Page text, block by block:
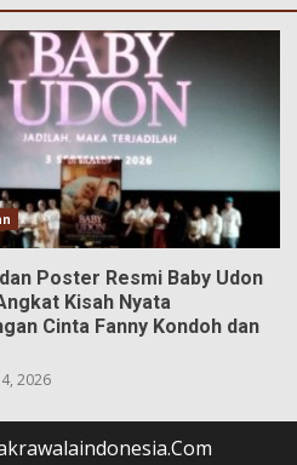
Poster Resmi Baby Udon
Kisah Nyata
Cinta Fanny Kondoh dan
2026